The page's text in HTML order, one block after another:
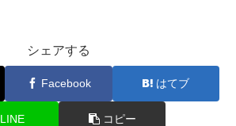
シェアする
Facebook はてブ
LINE コピー